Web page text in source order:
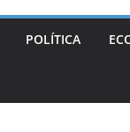
POLÍTICA